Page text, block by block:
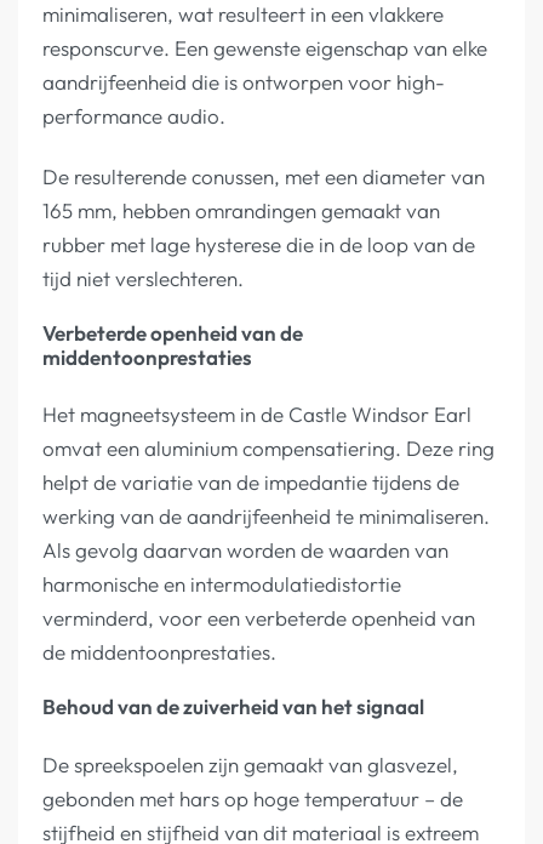
minimaliseren, wat resulteert in een vlakkere
responscurve. Een gewenste eigenschap van elke
aandrijfeenheid die is ontworpen voor high-
performance audio.
De resulterende conussen, met een diameter van
165 mm, hebben omrandingen gemaakt van
rubber met lage hysterese die in de loop van de
tijd niet verslechteren.
Verbeterde openheid van de
middentoonprestaties
Het magneetsysteem in de Castle Windsor Earl
omvat een aluminium compensatiering. Deze ring
helpt de variatie van de impedantie tijdens de
werking van de aandrijfeenheid te minimaliseren.
Als gevolg daarvan worden de waarden van
harmonische en intermodulatiedistortie
verminderd, voor een verbeterde openheid van
de middentoonprestaties.
Behoud van de zuiverheid van het signaal
De spreekspoelen zijn gemaakt van glasvezel,
gebonden met hars op hoge temperatuur – de
stijfheid en stijfheid van dit materiaal is extreem